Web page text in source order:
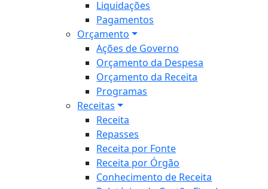
Liquidações
Pagamentos
Orçamento
Ações de Governo
Orçamento da Despesa
Orçamento da Receita
Programas
Receitas
Receita
Repasses
Receita por Fonte
Receita por Órgão
Conhecimento de Receita